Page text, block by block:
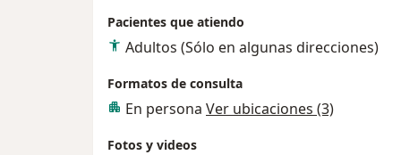
Casos 'Raros' o Idiopáticos:
diagnóstico claro.
Pacientes que atiendo
Adultos (Sólo en algunas direcciones)
Formatos de consulta
En persona Ver ubicaciones (3)
Fotos y videos